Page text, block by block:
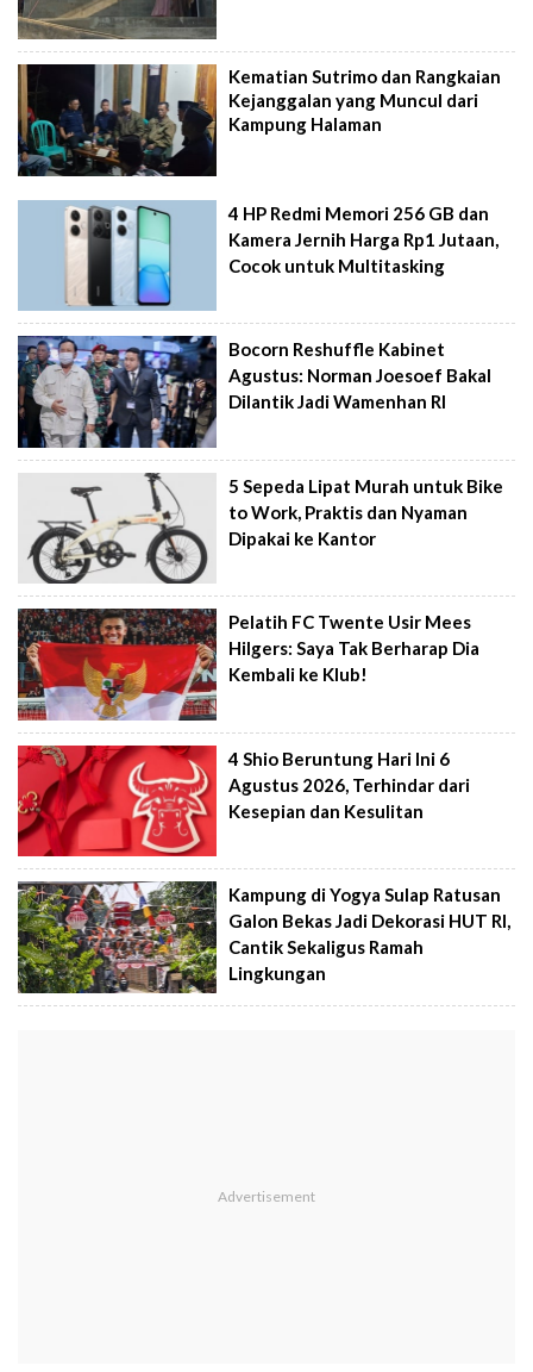
Kematian Sutrimo dan Rangkaian
Kejanggalan yang Muncul dari
Kampung Halaman
4 HP Redmi Memori 256 GB dan
Kamera Jernih Harga Rp1 Jutaan,
Cocok untuk Multitasking
Bocorn Reshuffle Kabinet
Agustus: Norman Joesoef Bakal
Dilantik Jadi Wamenhan RI
5 Sepeda Lipat Murah untuk Bike
to Work, Praktis dan Nyaman
Dipakai ke Kantor
Pelatih FC Twente Usir Mees
Hilgers: Saya Tak Berharap Dia
Kembali ke Klub!
4 Shio Beruntung Hari Ini 6
Agustus 2026, Terhindar dari
Kesepian dan Kesulitan
Kampung di Yogya Sulap Ratusan
Galon Bekas Jadi Dekorasi HUT RI,
Cantik Sekaligus Ramah
Lingkungan